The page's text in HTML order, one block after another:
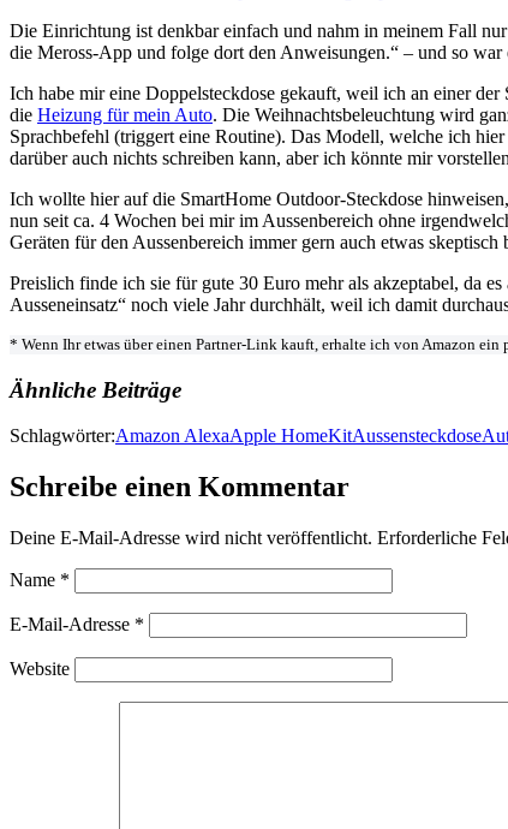
Die Einrichtung ist denkbar einfach und nahm in meinem Fall
die Meross-App und folge dort den Anweisungen.“ – und so
Ich habe mir eine Doppelsteckdose gekauft, weil ich an einer
die Heizung für mein Auto. Die Weihnachtsbeleuchtung wird
Sprachbefehl (triggert eine Routine). Das Modell, welche ich
darüber auch nichts schreiben kann, aber ich könnte mir
Ich wollte hier auf die SmartHome Outdoor-Steckdose
nun seit ca. 4 Wochen bei mir im Aussenbereich ohne
Geräten für den Aussenbereich immer gern auch etwas
Preislich finde ich sie für gute 30 Euro mehr als akzeptabel, da
Ausseneinsatz“ noch viele Jahr durchhält, weil ich damit
* Wenn Ihr etwas über einen Partner-Link kauft, erhalte ich von Amazon
Ähnliche Beiträge
Schlagwörter:Amazon AlexaApple HomeKitAussensteckdose
Schreibe einen Kommentar
Deine E-Mail-Adresse wird nicht veröffentlicht. Erforderliche
Name *
E-Mail-Adresse *
Website